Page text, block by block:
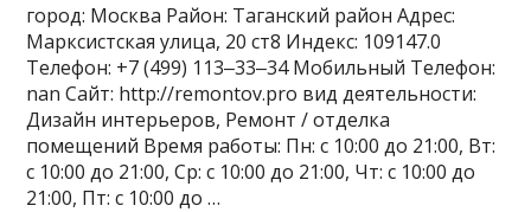
город: Москва Район: Таганский район Адрес:
Марксистская улица, 20 ст8 Индекс: 109147.0
Телефон: +7 (499) 113‒33‒34 Мобильный Телефон:
nan Сайт: http://remontov.pro вид деятельности:
Дизайн интерьеров, Ремонт / отделка
помещений Время работы: Пн: с 10:00 до 21:00, Вт:
с 10:00 до 21:00, Ср: с 10:00 до 21:00, Чт: с 10:00 до
21:00, Пт: с 10:00 до …